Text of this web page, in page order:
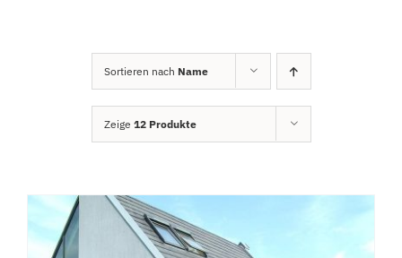
Sortieren nach Name
Zeige 12 Produkte